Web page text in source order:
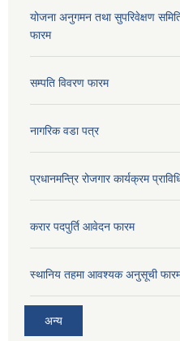
योजना अनुगमन तथा सुपरिवेक्षण
फारम
सम्पति विवरण फारम
नागरिक वडा पत्र
प्रधानमन्त्रि रोजगार कार्यक्रम
करार पदपुर्ति आवेदन फारम
स्थानिय तहमा आवश्यक अनुसूची
अन्य